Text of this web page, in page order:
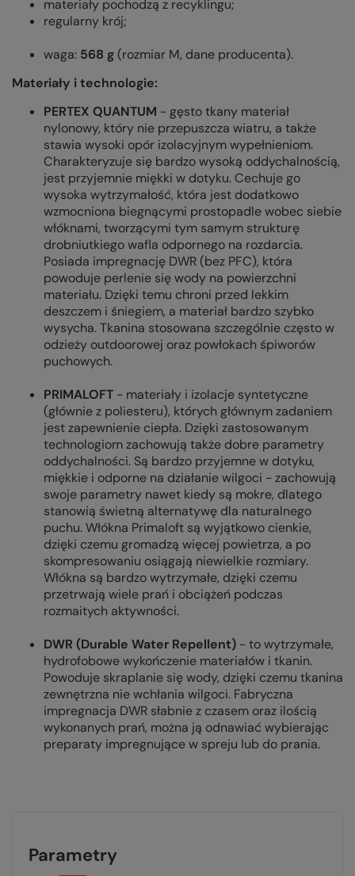
materiały pochodzą z recyklingu;
regularny krój;
waga: 568 g(rozmiar M, dane producenta).
Materiały i technologie:
PERTEX QUANTUM - gęsto tkany materiał
nylonowy, który nie przepuszcza wiatru, a także
stawia wysoki opór izolacyjnym wypełnieniom.
Charakteryzuje się bardzo wysoką oddychalnością,
jest przyjemnie miękki w dotyku. Cechuje go
wysoka wytrzymałość, która jest dodatkowo
wzmocniona biegnącymi prostopadle wobec siebie
włóknami, tworzącymi tym samym strukturę
drobniutkiego wafla odpornego na rozdarcia.
Posiada impregnację DWR (bez PFC), która
powoduje perlenie się wody na powierzchni
materiału. Dzięki temu chroni przed lekkim
deszczem i śniegiem, a materiał bardzo szybko
wysycha. Tkanina stosowana szczególnie często w
odzieży outdoorowej oraz powłokach śpiworów
puchowych.
PRIMALOFT - materiały i izolacje syntetyczne
(głównie z poliesteru), których głównym zadaniem
jest zapewnienie ciepła. Dzięki zastosowanym
technologiom zachowują także dobre parametry
oddychalności. Są bardzo przyjemne w dotyku,
miękkie i odporne na działanie wilgoci - zachowują
swoje parametry nawet kiedy są mokre, dlatego
stanowią świetną alternatywę dla naturalnego
puchu. Włókna Primaloft są wyjątkowo cienkie,
dzięki czemu gromadzą więcej powietrza, a po
skompresowaniu osiągają niewielkie rozmiary.
Włókna są bardzo wytrzymałe, dzięki czemu
przetrwają wiele prań i obciążeń podczas
rozmaitych aktywności.
DWR (Durable Water Repellent) - to wytrzymałe,
hydrofobowe wykończenie materiałów i tkanin.
Powoduje skraplanie się wody, dzięki czemu tkanina
zewnętrzna nie wchłania wilgoci. Fabryczna
impregnacja DWR słabnie z czasem oraz ilością
wykonanych prań, można ją odnawiać wybierając
preparaty impregnujące w spreju lub do prania.
Parametry